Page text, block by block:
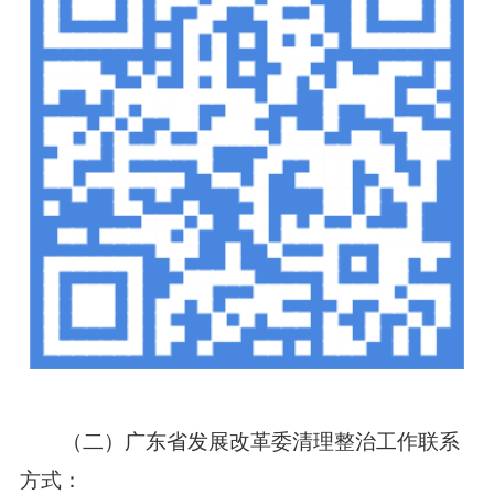
（二）广东省发展改革委清理整治工作联系
方式：